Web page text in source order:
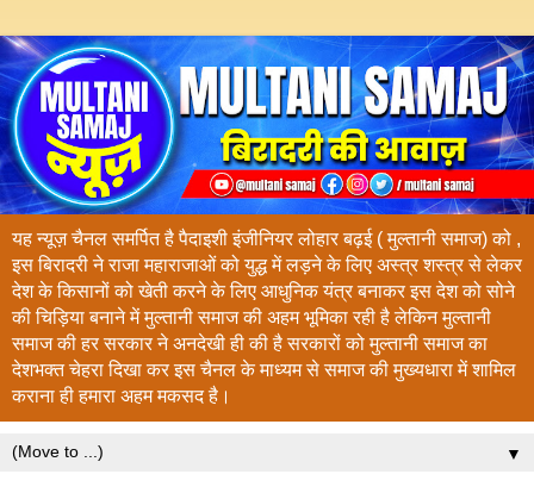
यह न्यूज़ चैनल समर्पित है पैदाइशी इंजीनियर लोहार बढ़ई ( मुल्तानी समाज) को ,
इस बिरादरी ने राजा महाराजाओं को युद्ध में लड़ने के लिए अस्त्र शस्त्र से लेकर
देश के किसानों को खेती करने के लिए आधुनिक यंत्र बनाकर इस देश को सोने
की चिड़िया बनाने में मुल्तानी समाज की अहम भूमिका रही है लेकिन मुल्तानी
समाज की हर सरकार ने अनदेखी ही की है सरकारों को मुल्तानी समाज का
देशभक्त चेहरा दिखा कर इस चैनल के माध्यम से समाज की मुख्यधारा में शामिल
कराना ही हमारा अहम मकसद है।
▼